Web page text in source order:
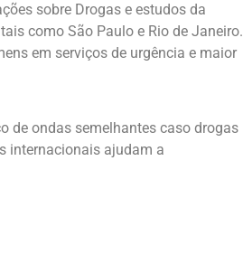
sobre Drogas e estudos da
como São Paulo e Rio de Janeiro.
em serviços de urgência e maior
de ondas semelhantes caso drogas
internacionais ajudam a